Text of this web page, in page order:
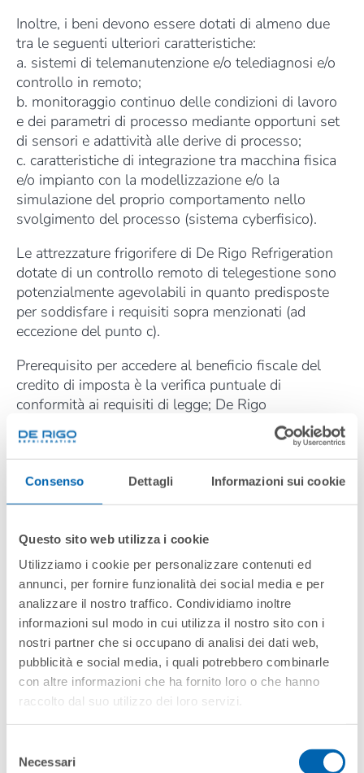
Consenso Dettagli Informazioni sui cookie
Questo sito web utilizza i cookie
Utilizziamo i cookie per personalizzare contenuti ed
annunci, per fornire funzionalità dei social media e per
analizzare il nostro traffico. Condividiamo inoltre
informazioni sul modo in cui utilizza il nostro sito con i
nostri partner che si occupano di analisi dei dati web,
pubblicità e social media, i quali potrebbero combinarle
con altre informazioni che ha fornito loro o che hanno
raccolto dal suo utilizzo dei loro servizi.
delNecessari
Inoltre, i beni devono essere dotati di almeno due
tra le seguenti ulteriori caratteristiche:
a. sistemi di telemanutenzione e/o telediagnosi e/o
controllo in remoto;
b. monitoraggio continuo delle condizioni di lavoro
e dei parametri di processo mediante opportuni set
di sensori e adattività alle derive di processo;
c. caratteristiche di integrazione tra macchina fisica
e/o impianto con la modellizzazione e/o la
simulazione del proprio comportamento nello
svolgimento del processo (sistema cyberfisico).
Le attrezzature frigorifere di De Rigo Refrigeration
dotate di un controllo remoto di telegestione sono
potenzialmente agevolabili in quanto predisposte
per soddisfare i requisiti sopra menzionati (ad
eccezione del punto c).
Prerequisito per accedere al beneficio fiscale del
credito di imposta è la verifica puntuale di
conformità ai requisiti di legge; De Rigo
Refrigeration, in proposito, suggerisce di ricorrere a
un consulente indipendente per la verifica dei
requisiti e per la redazione di una relazione tecnica
al fine di supportare l’autocertificazione del legale
rappresentante di per sé sufficiente per gli
investimenti superiori ai 300.000 euro è invece
richiesta per legge una perizia asseverata).
Sarà onere del cliente di De Rigo Refrigeration
contattare e incaricare il consulente terzo.
Il consulente dovrà prima effettuare un controllo di
fattibilità tecnica preliminare sui prodotti che il
cliente intende acquistare da De Rigo Refrigeration
e poi, in presenza dei requisiti, attestarne la
conformità nella sua relazione, da rilasciare dopo
l’installazione e l’interconnessione dei beni stessi.